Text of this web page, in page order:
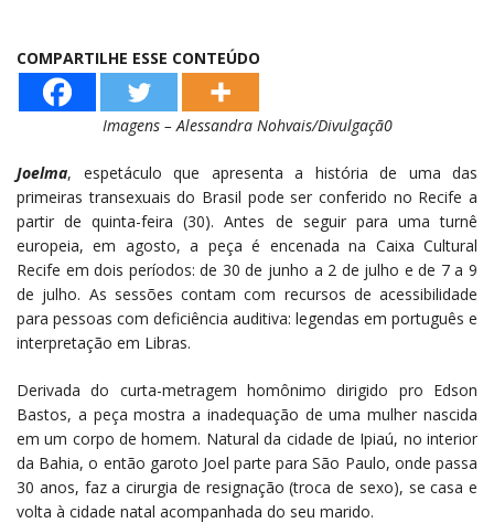
COMPARTILHE ESSE CONTEÚDO
Imagens – Alessandra Nohvais/Divulgaçã0
Joelma, espetáculo que apresenta a história de uma das
primeiras transexuais do Brasil pode ser conferido no Recife a
partir de quinta-feira (30). Antes de seguir para uma turnê
europeia, em agosto, a peça é encenada na Caixa Cultural
Recife em dois períodos: de 30 de junho a 2 de julho e de 7 a 9
de julho. As sessões contam com recursos de acessibilidade
para pessoas com deficiência auditiva: legendas em português e
interpretação em Libras.
Derivada do curta-metragem homônimo dirigido pro Edson
Bastos, a peça mostra a inadequação de uma mulher nascida
em um corpo de homem. Natural da cidade de Ipiaú, no interior
da Bahia, o então garoto Joel parte para São Paulo, onde passa
30 anos, faz a cirurgia de resignação (troca de sexo), se casa e
volta à cidade natal acompanhada do seu marido.